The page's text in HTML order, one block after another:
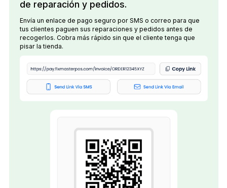
de reparación y pedidos.
Envía un enlace de pago seguro por SMS o correo para que
tus clientes paguen sus reparaciones y pedidos antes de
recogerlos. Cobra más rápido sin que el cliente tenga que
pisar la tienda.